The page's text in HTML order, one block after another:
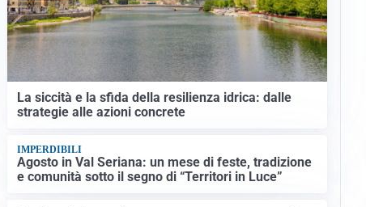
La siccità e la sfida della resilienza idrica: dalle
strategie alle azioni concrete
IMPERDIBILI
Agosto in Val Seriana: un mese di feste, tradizione
e comunità sotto il segno di “Territori in Luce”